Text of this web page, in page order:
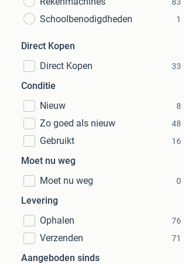
Schoolbenodigdheden 1
Direct Kopen
Direct Kopen
33
Conditie
Nieuw
8
Zo goed als nieuw 48
Gebruikt 16
Moet nu weg
Moet nu weg
0
Levering
Ophalen
76
Verzenden 71
Aangeboden sinds